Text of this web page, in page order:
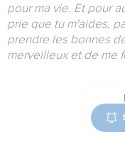
pour ma vie. Et pour
prie que tu m'aides,
prendre les bonnes
merveilleux et de me